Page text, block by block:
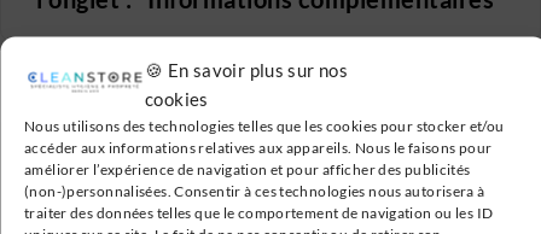
🍪 En savoir plus sur nos
cookies
Nous utilisons des technologies telles que les cookies pour stocker et/ou
accéder aux informations relatives aux appareils. Nous le faisons pour
améliorer l’expérience de navigation et pour afficher des publicités
(non-)personnalisées. Consentir à ces technologies nous autorisera à
traiter des données telles que le comportement de navigation ou les ID
Livraison Gratuite
En France métropolitaine à partir de 199€